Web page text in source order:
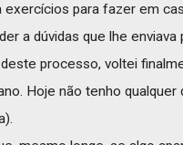
exercícios para fazer em
a dúvidas que lhe enviava
processo, voltei
Hoje não tenho